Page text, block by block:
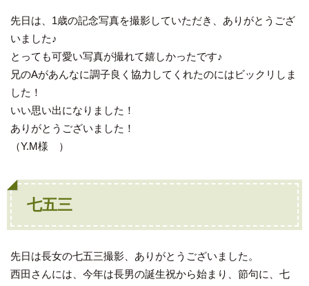
先日は、1歳の記念写真を撮影していただき、ありがとうござ
いました♪
とっても可愛い写真が撮れて嬉しかったです♪
兄のAがあんなに調子良く協力してくれたのにはビックリしま
した！
いい思い出になりました！
ありがとうございました！
（Y.M様 ）
七五三
先日は長女の七五三撮影、ありがとうございました。
西田さんには、今年は長男の誕生祝から始まり、節句に、七